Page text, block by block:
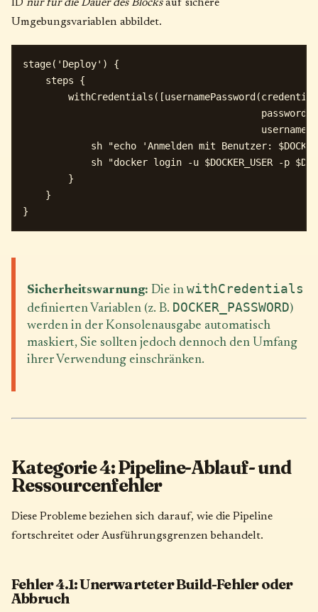
ID nur für die Dauer des Blocksauf sichere
Umgebungsvariablen abbildet.
stage('Deploy') {
    steps {
sh "echo 'Anmelden mit Benutzer:
sh "docker login -u $DOCKER_USER -p
        }
    }
Sicherheitswarnung: Die in withCredentials
definierten Variablen (z. B. DOCKER_PASSWORD)
werden in der Konsolenausgabe automatisch
maskiert, Sie sollten jedoch dennoch den Umfang
ihrer Verwendung einschränken.
Kategorie 4: Pipeline-Ablauf- und
Ressourcenfehler
Diese Probleme beziehen sich darauf, wie die Pipeline
fortschreitet oder Ausführungsgrenzen behandelt.
Fehler 4.1: Unerwarteter Build-Fehler oder
Abbruch